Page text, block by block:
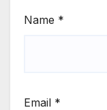
Name *
Email *